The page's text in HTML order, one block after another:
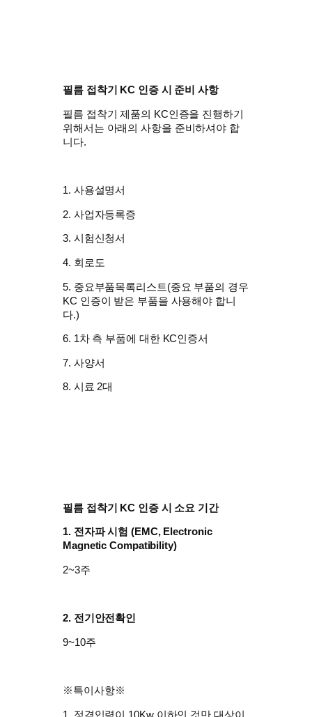
필름 접착기 KC 인증 시 준비 사항
필름 접착기 제품의 KC인증을 진행하기
위해서는 아래의 사항을 준비하셔야 합
니다.
1. 사용설명서
​2. 사업자등록증
3. 시험신청서
4. 회로도
5. 중요부품목록리스트(중요 부품의 경우
KC 인증이 받은 부품을 사용해야 합니
다.)
6. 1차 측 부품에 대한 KC인증서
7. 사양서
8. 시료 2대
필름 접착기 KC 인증 시 소요 기간
1. 전자파 시험 (EMC, Electronic
Magnetic Compatibility)
2~3주
2. 전기안전확인
9~10주
※특이사항※
1. 정격입력이 10Kw 이하인 것만 대상이